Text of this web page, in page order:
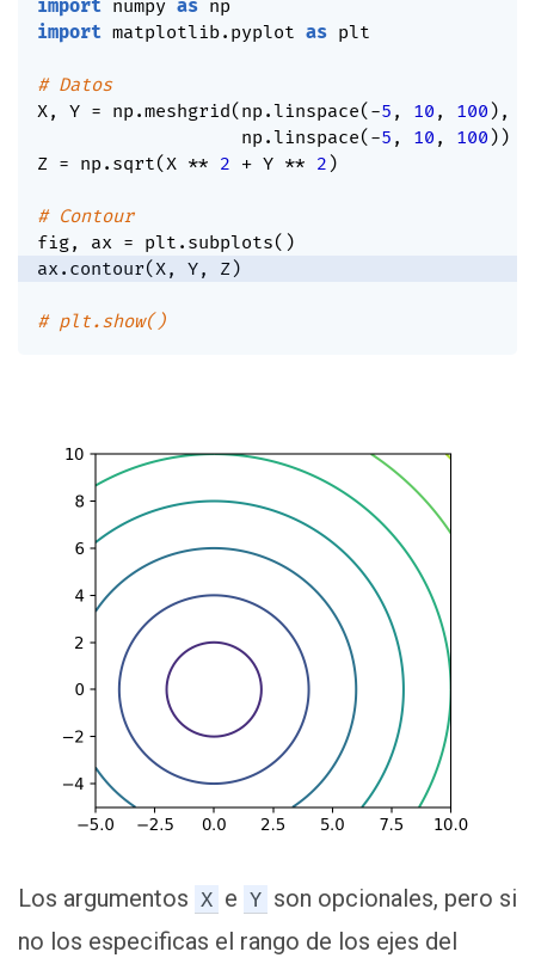
import numpy as
import matplotlib. pyplot as plt
# Datos
X, Y = np .meshgrid( np . linspace( -5 , 10 , 100 ) ,
                   np
. linspace( -5 , 10 , 100 ) )
Z = np . sqrt(X ** 2 + Y ** 2 )
# Contour
fig, ax = plt . subplots( )
ax . contour(X, Y, Z)
# plt.show()
Los argumentos X e Y son opcionales, pero si
no los especificas el rango de los ejes del